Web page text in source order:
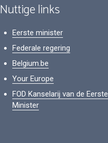
Nuttige links
Eerste minister
Federale regering
Belgium.be
Your Europe
FOD Kanselarij van de Eerste
Minister